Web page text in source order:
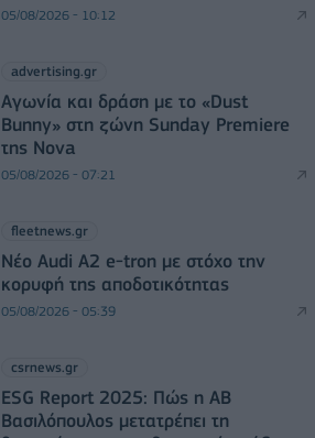
05/08/2026 - 10:12
advertising.gr
Αγωνία και δράση με το «Dust
Bunny» στη ζώνη Sunday Premiere
της Nova
05/08/2026 - 07:21
fleetnews.gr
Νέο Audi A2 e-tron με στόχο την
κορυφή της αποδοτικότητας
05/08/2026 - 05:39
csrnews.gr
ESG Report 2025: Πώς η ΑΒ
Βασιλόπουλος μετατρέπει τη